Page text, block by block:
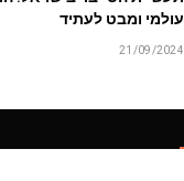
עולמי ומבט לעתיד
21/09/2024